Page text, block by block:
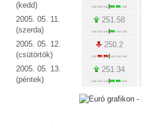
(kedd)
2005. 05. 11.
(szerda)
251.58
2005. 05. 12.
(csütörtök)
250.2
2005. 05. 13.
(péntek)
251.34